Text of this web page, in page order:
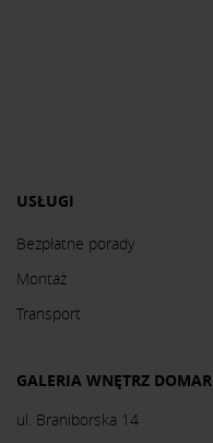
USŁUGI
Bezpłatne porady
Montaż
Transport
GALERIA WNĘTRZ DOMAR
ul. Braniborska 14